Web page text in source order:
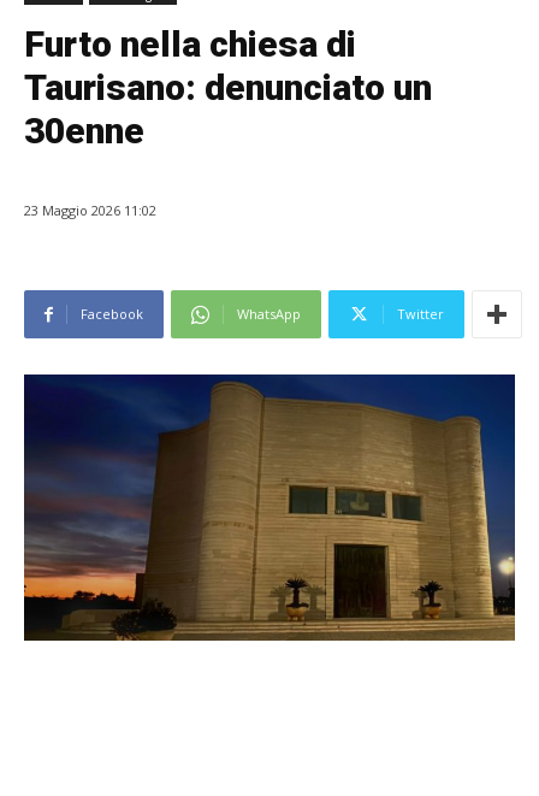
Furto nella chiesa di
Taurisano: denunciato un
30enne
23 Maggio 2026 11:02
Facebook WhatsApp Twitter